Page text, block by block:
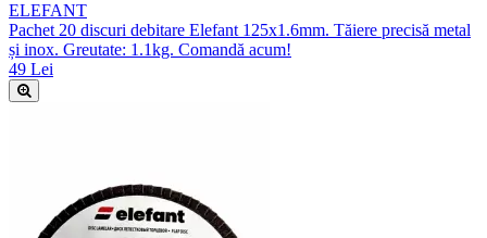
ELEFANT
Pachet 20 discuri debitare Elefant 125x1.6mm. Tăiere precisă metal
și inox. Greutate: 1.1kg. Comandă acum!
49 Lei